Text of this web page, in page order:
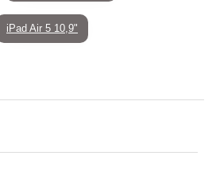
iPad Air 5 10,9"